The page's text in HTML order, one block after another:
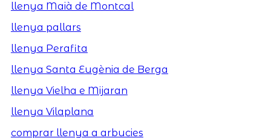
llenya Maià de Montcal
llenya pallars
llenya Perafita
llenya Santa Eugènia de Berga
llenya Vielha e Mijaran
llenya Vilaplana
comprar llenya a arbucies